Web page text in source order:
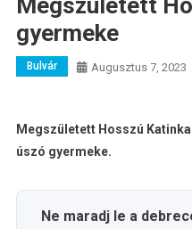
gyermeke
Bulvár Augusztus 7, 2023
Megszületett Hosszú
úszó gyermeke.
Ne maradj le a